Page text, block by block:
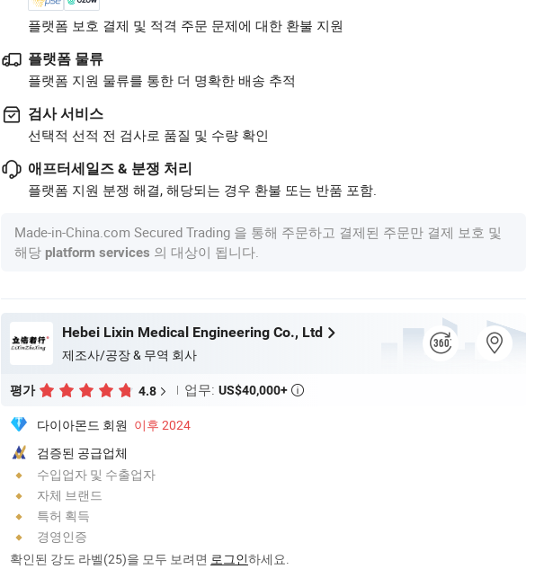
플랫폼 보호 결제 및 적격 주문 문제에 대한 환불 지원
플랫폼 물류
플랫폼 지원 물류를 통한 더 명확한 배송 추적
검사 서비스
선택적 선적 전 검사로 품질 및 수량 확인
애프터세일즈 & 분쟁 처리
플랫폼 지원 분쟁 해결, 해당되는 경우 환불 또는 반품 포함.
Made-in-China.com Secured Trading 을 통해 주문하고 결제된 주문만 결제 보호 및
해당 platform services 의 대상이 됩니다.
Hebei Lixin Medical Engineering Co., Ltd
제조사/공장 & 무역 회사
평가 4.8 업무: US$40,000+ 
다이아몬드 회원 이후 2024
검증된 공급업체
수입업자 및 수출업자
자체 브랜드
특허 획득
경영인증
확인된 강도 라벨(25)을 모두 보려면 로그인하세요.